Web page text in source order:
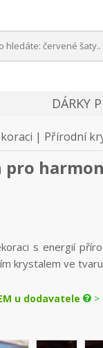
DÁRKY
| Přírodní
s energií
krystalem ve tvaru
u dodavatele >